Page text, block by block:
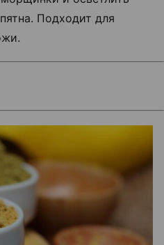
Подходит для